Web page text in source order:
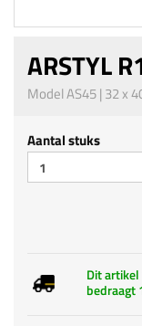
ARSTYL
Model AS45 | 32 x
Aantal stuks
Dit
bedraagt